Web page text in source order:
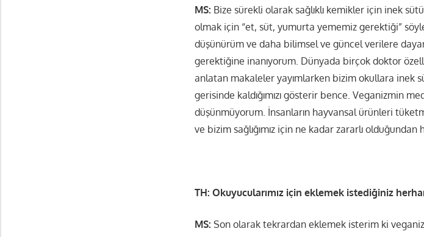
MS: Bize sürekli olarak sağlıklı kemikler için inek
olmak için “et, süt, yumurta yememiz gerektiği”
düşünürüm ve daha bilimsel ve güncel verilere
gerektiğine inanıyorum. Dünyada birçok doktor
anlatan makaleler yayımlarken bizim okullara inek
gerisinde kaldığımızı gösterir bence. Veganizmin
düşünmüyorum. İnsanların hayvansal ürünleri
ve bizim sağlığımız için ne kadar zararlı
TH: Okuyucularımız için eklemek istediğiniz
MS: Son olarak tekrardan eklemek isterim ki